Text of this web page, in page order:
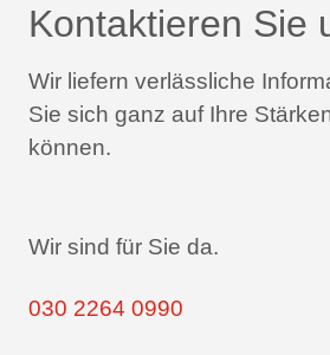
Kontaktieren Sie
Wir liefern verlässliche
Sie sich ganz auf Ihre
können.
Wir sind für Sie da.
030 2264 0990